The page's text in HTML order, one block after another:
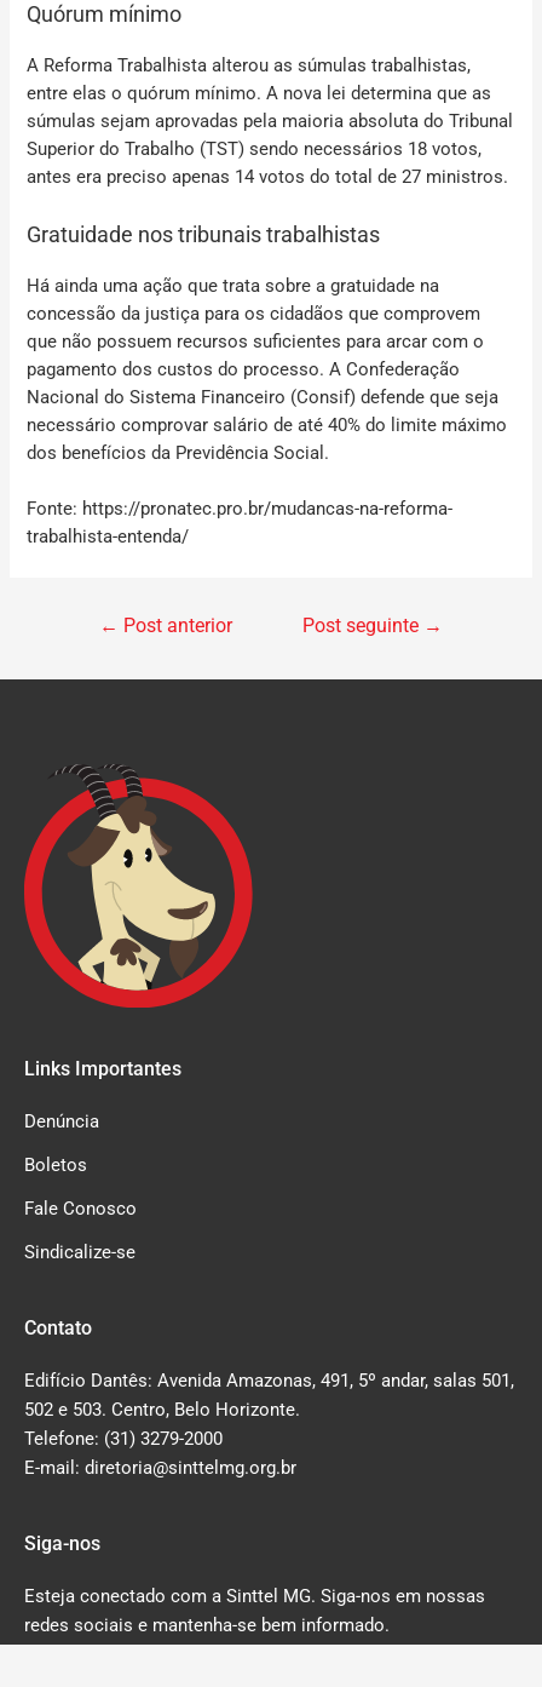
Quórum mínimo
A Reforma Trabalhista alterou as súmulas trabalhistas,
entre elas o quórum mínimo. A nova lei determina que as
súmulas sejam aprovadas pela maioria absoluta do Tribunal
Superior do Trabalho (TST) sendo necessários 18 votos,
antes era preciso apenas 14 votos do total de 27 ministros.
Gratuidade nos tribunais trabalhistas
Há ainda uma ação que trata sobre a gratuidade na
concessão da justiça para os cidadãos que comprovem
que não possuem recursos suficientes para arcar com o
pagamento dos custos do processo. A Confederação
Nacional do Sistema Financeiro (Consif) defende que seja
necessário comprovar salário de até 40% do limite máximo
dos benefícios da Previdência Social.
Fonte: https://pronatec.pro.br/mudancas-na-reforma-
trabalhista-entenda/
← Post anterior Post seguinte →
Links Importantes
Denúncia
Boletos
Fale Conosco
Sindicalize-se
Contato
Edifício Dantês: Avenida Amazonas, 491, 5º andar, salas 501,
502 e 503. Centro, Belo Horizonte.
Telefone: (31) 3279-2000
E-mail: diretoria@sinttelmg.org.br
Siga-nos
Esteja conectado com a Sinttel MG. Siga-nos em nossas
redes sociais e mantenha-se bem informado.